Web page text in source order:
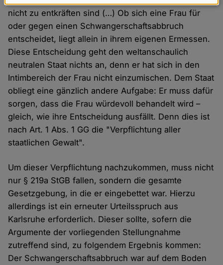
nicht zu entkräften sind (…) Ob sich eine Frau für
oder gegen einen Schwangerschaftsabbruch
entscheidet, liegt allein in ihrem eigenen Ermessen.
Diese Entscheidung geht den weltanschaulich
neutralen Staat nichts an, denn er hat sich in den
Intimbereich der Frau nicht einzumischen. Dem Staat
obliegt eine gänzlich andere Aufgabe: Er muss dafür
sorgen, dass die Frau würdevoll behandelt wird –
gleich, wie ihre Entscheidung ausfällt. Denn dies ist
nach Art. 1 Abs. 1 GG die "Verpflichtung aller
staatlichen Gewalt".
Um dieser Verpflichtung nachzukommen, muss nicht
nur § 219a StGB fallen, sondern die gesamte
Gesetzgebung, in die er eingebettet war. Hierzu
allerdings ist ein erneuter Urteilsspruch aus
Karlsruhe erforderlich. Dieser sollte, sofern die
Argumente der vorliegenden Stellungnahme
zutreffend sind, zu folgendem Ergebnis kommen:
Der Schwangerschaftsabbruch war auf dem Boden
Daten
und
Cookies